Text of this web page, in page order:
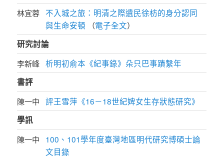
林宜蓉 不入城之旅：明清之際遺民徐枋的身分認同
與生命安頓 （電子全文）
研究討論
李新峰 析明初俞本《紀事錄》朵只巴事蹟繫年
書評
陳一中
評王雪萍《16－18世紀婢女生存狀態研究》
學訊
陳一中
100、101學年度臺灣地區明代研究博碩士論
文目錄